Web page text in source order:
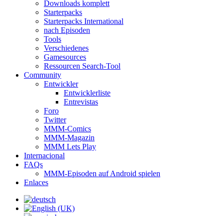
Downloads komplett
Starterpacks
Starterpacks International
nach Episoden
Tools
Verschiedenes
Gamesources
Ressourcen Search-Tool
Community
Entwickler
Entwicklerliste
Entrevistas
Foro
Twitter
MMM-Comics
MMM-Magazin
MMM Lets Play
Internacional
FAQs
MMM-Episoden auf Android spielen
Enlaces